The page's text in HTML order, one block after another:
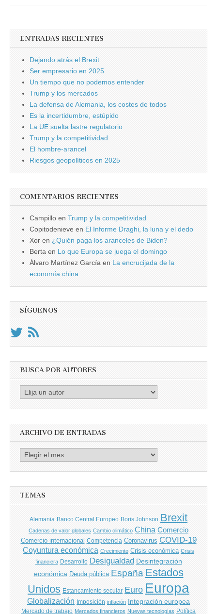
ENTRADAS RECIENTES
Dejando atrás el Brexit
Ser empresario en 2025
Un tiempo que no podemos entender
Trump y los mercados
La defensa de Alemania, los costes de todos
Es la incertidumbre, estúpido
La UE suelta lastre regulatorio
Trump y la competitividad
El hombre-arancel
Riesgos geopolíticos en 2025
COMENTARIOS RECIENTES
Campillo en Trump y la competitividad
Copitodenieve en El Informe Draghi, la luna y el dedo
Xor en ¿Quién paga los aranceles de Biden?
Berta en Lo que Europa se juega el domingo
Álvaro Martínez García en La encrucijada de la
economía china
SÍGUENOS
BUSCA POR AUTORES
Busca
ARCHIVO DE ENTRADAS
Archivo
TEMAS
Alemania Banco Central Europeo Boris Johnson Brexit
Cadenas de valor globales Cambio climático China Comercio
Comercio internacional Competencia Coronavirus COVID-19
Coyuntura económica Crecimiento Crisis económica Crisis
financiera Desarrollo Desigualdad Desintegración
económica Deuda pública España Estados
Unidos Estancamiento secular Euro Europa
Globalización Imposición inflación Integración europea
Mercado de trabajo Mercados financieros Nuevas tecnologías Política